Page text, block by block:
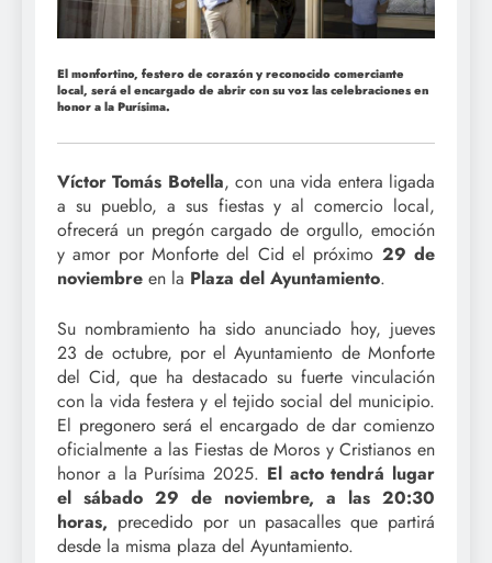
El monfortino, festero de corazón y reconocido comerciante
local, será el encargado de abrir con su voz las celebraciones en
honor a la Purísima.
Víctor Tomás Botella, con una vida entera ligada
a su pueblo, a sus fiestas y al comercio local,
ofrecerá un pregón cargado de orgullo, emoción
y amor por Monforte del Cid el próximo 29 de
noviembre en la Plaza del Ayuntamiento.
Su nombramiento ha sido anunciado hoy, jueves
23 de octubre, por el Ayuntamiento de Monforte
del Cid, que ha destacado su fuerte vinculación
con la vida festera y el tejido social del municipio.
El pregonero será el encargado de dar comienzo
oficialmente a las Fiestas de Moros y Cristianos en
honor a la Purísima 2025. El acto tendrá lugar
el sábado 29 de noviembre, a las 20:30
horas, precedido por un pasacalles que partirá
desde la misma plaza del Ayuntamiento.